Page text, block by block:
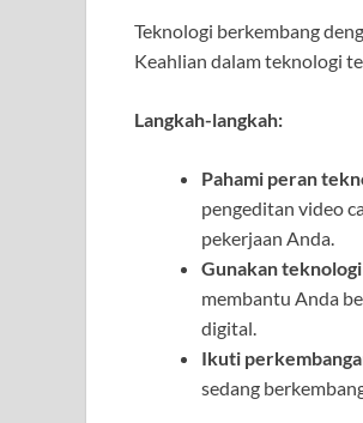
Teknologi berkembang
Keahlian dalam teknologi
Langkah-langkah:
Pahami peran
pengeditan video
pekerjaan Anda.
Gunakan
membantu Anda
digital.
Ikuti
sedang